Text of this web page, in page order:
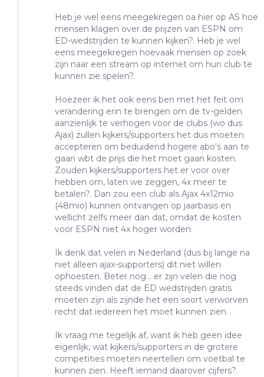
Heb je wel eens meegekregen oa hier op AS hoe
mensen klagen over de prijzen van ESPN om
ED-wedstrijden te kunnen kijken?. Heb je wel
eens meegekregen hoevaak mensen op zoek
zijn naar een stream op internet om hun club te
kunnen zie spelen?.
Hoezeer ik het ook eens ben met het feit om
verandering erin te brengen om de tv-gelden
aanzienlijk te verhogen voor de clubs (wo dus
Ajax) zullen kijkers/supporters het dus moeten
accepteren om beduidend hogere abo's aan te
gaan wbt de prijs die het moet gaan kosten.
Zouden kijkers/supporters het er voor over
hebben om, laten we zeggen, 4x meer te
betalen?. Dan zou een club als Ajax 4x12mio
(48mio) kunnen ontvangen op jaarbasis en
wellicht zelfs meer dan dat, omdat de kosten
voor ESPN niet 4x hoger worden.
Ik denk dat velen in Nederland (dus bij lange na
niet alleen ajax-supporters) dit niet willen
ophoesten. Beter nog... er zijn velen die nog
steeds vinden dat de ED wedstrijden gratis
moeten zijn als zijnde het een soort verworven
recht dat iedereen het moet kunnen zien.
Ik vraag me tegelijk af, want ik heb geen idee
eigenlijk, wat kijkers/supporters in de grotere
competities moeten neertellen om voetbal te
kunnen zien. Heeft iemand daarover cijfers?.